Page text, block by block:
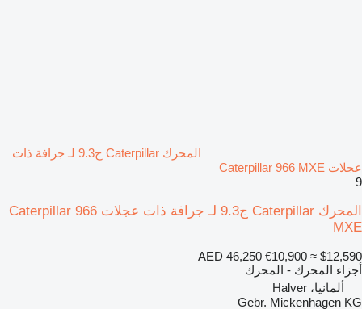
المحرك Caterpillar ج9.3 لـ جرافة ذات
عجلات Caterpillar 966 MXE
9
المحرك Caterpillar ج9.3 لـ جرافة ذات عجلات Caterpillar 966
MXE
AED 46,250 €10,900 ≈ $12,590
أجزاء المحرك - المحرك
ألمانيا، Halver
Gebr. Mickenhagen KG